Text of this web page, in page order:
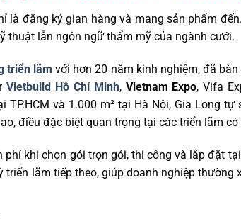
là đăng ký gian hàng và mang sản phẩm
thuật lẫn ngôn ngữ thẩm mỹ của ngành cưới.
triển lãm với hơn 20 năm kinh nghiệm, đã
Vietbuild Hồ Chí Minh, Vietnam Expo, Vifa
TP.HCM và 1.000 m² tại Hà Nội, Gia Long
điều đặc biệt quan trọng tại các triển lãm
phí khi chọn gói trọn gói, thi công và lắp đặt
triển lãm tiếp theo, giúp doanh nghiệp